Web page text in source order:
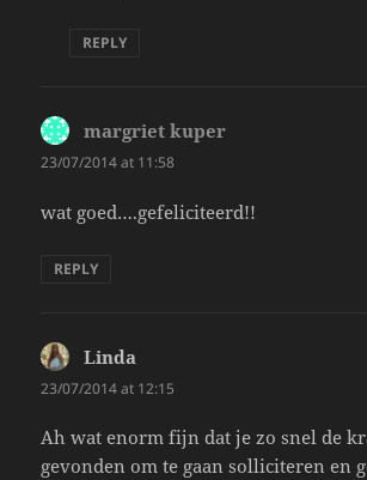
REPLY
margriet kuper
23/07/2014 at 11:58
wat goed….gefeliciteerd!!
REPLY
Linda
23/07/2014 at 12:15
Ah wat enorm fijn dat je zo snel de
gevonden om te gaan solliciteren en